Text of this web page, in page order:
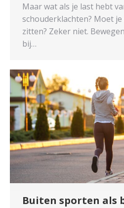
Maar wat als je last hebt
schouderklachten? Moet
zitten? Zeker niet.
bij…
Buiten sporten als